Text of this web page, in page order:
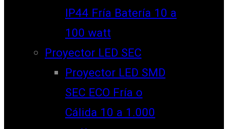
IP44 Fría Batería 10 a
100 watt
Proyector LED SEC
Proyector LED SMD
SEC ECO Fría o
Cálida 10 a 1.000